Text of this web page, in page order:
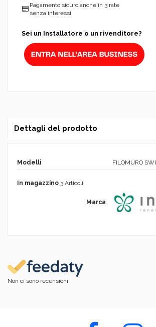
Pagamento sicuro anche in 3 rate
senza interessi
Sei un Installatore o un rivenditore?
Dettagli del prodotto
Modelli FILOMURO SWI
Marca
In magazzino 3 Articoli
Non ci sono recensioni